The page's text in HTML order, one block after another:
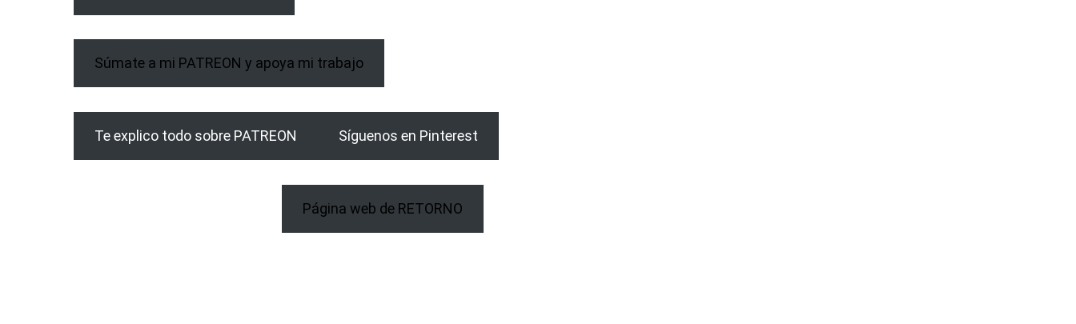
Súmate a mi PATREON y apoya mi trabajo
Te explico todo sobre PATREON Síguenos en Pinterest
Página web de RETORNO